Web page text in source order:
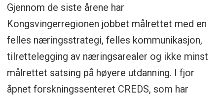
Gjennom de siste årene har
Kongsvingerregionen jobbet målrettet med en
felles næringsstrategi, felles kommunikasjon,
tilrettelegging av næringsarealer og ikke minst
målrettet satsing på høyere utdanning. I fjor
åpnet forskningssenteret CREDS, som har